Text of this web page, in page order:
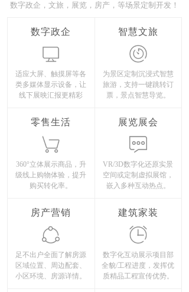
数字政企，文旅，展览，房产，等场景定制开发！
数字政企
适应大屏、触摸屏等各
类多媒体显示设备，让
线下展映汇报更精彩
智慧文旅
为景区定制沉浸式智慧
旅游，支持一键跳转订
票，景点智慧导览。
零售生活
360°立体展示商品，升
级线上购物体验，提升
购买转化率。
展览展会
VR/3D数字化还原实景
空间或定制虚拟展馆，
嵌入多种互动热点。
房产营销
足不出户全面了解房源
区域位置、周边配套、
小区环境、房源详情。
建筑家装
数字化互动展示项目部
全貌/工程进度，发挥优
质精品工程宣传优势。